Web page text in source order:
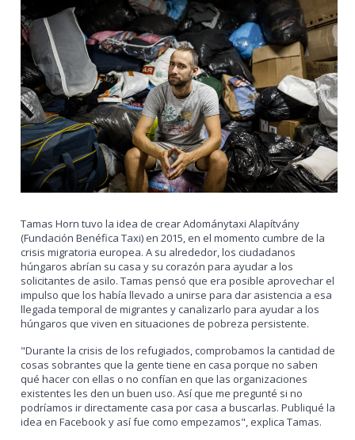
Tamas Horn tuvo la idea de crear Adománytaxi Alapítvány
(Fundación Benéfica Taxi) en 2015, en el momento cumbre de la
crisis migratoria europea. A su alrededor, los ciudadanos
húngaros abrían su casa y su corazón para ayudar a los
solicitantes de asilo. Tamas pensó que era posible aprovechar el
impulso que los había llevado a unirse para dar asistencia a esa
llegada temporal de migrantes y canalizarlo para ayudar a los
húngaros que viven en situaciones de pobreza persistente.
"Durante la crisis de los refugiados, comprobamos la cantidad de
cosas sobrantes que la gente tiene en casa porque no saben
qué hacer con ellas o no confían en que las organizaciones
existentes les den un buen uso. Así que me pregunté si no
podríamos ir directamente casa por casa a buscarlas. Publiqué la
idea en Facebook y así fue como empezamos", explica Tamas.